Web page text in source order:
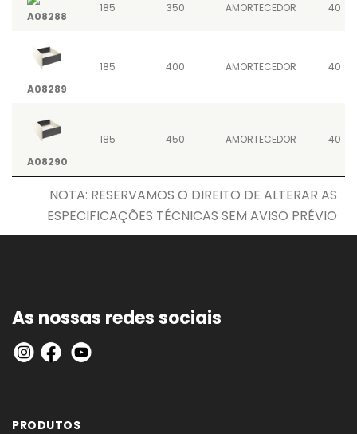
A08288
185 350 AMORTECEDOR 40
A08289
185 400 AMORTECEDOR 40
A08290
185 450 AMORTECEDOR 40
NOTA: RESERVAMOS O DIREITO DE ALTERAR AS
ESPECIFICAÇÕES TÉCNICAS SEM AVISO PRÉVIO
As nossas redes sociais
PRODUTOS